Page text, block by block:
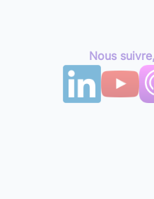
Nous